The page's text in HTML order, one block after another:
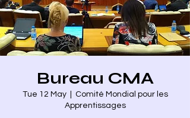
Bureau CMA
Tue 12 May
  |
Comité Mondial pour les
Apprentissages